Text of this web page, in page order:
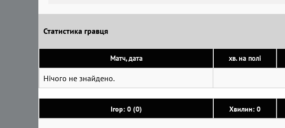
Статистика гравця
Матч, дата хв. на полі
Ігор: 0 (0) Хвилин: 0
Нічого не знайдено.